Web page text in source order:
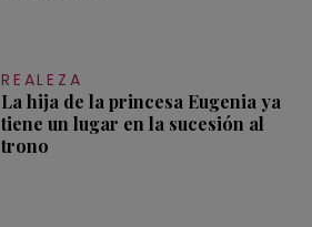
REALEZA
La hija de la princesa Eugenia ya
tiene un lugar en la sucesión al
trono